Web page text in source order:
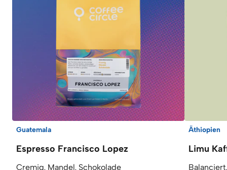
Guatemala
Espresso Francisco Lopez
Cremig, Mandel, Schokolade
Äthiopien
Limu